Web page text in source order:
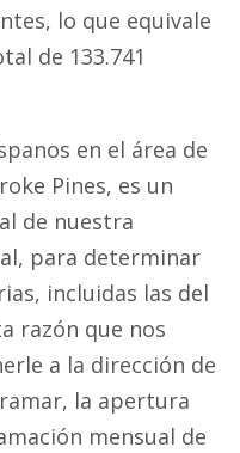
lo que equivale
de 133.741
en el área de
Pines, es un
de nuestra
para determinar
incluidas las del
razón que nos
a la dirección de
la apertura
mensual de